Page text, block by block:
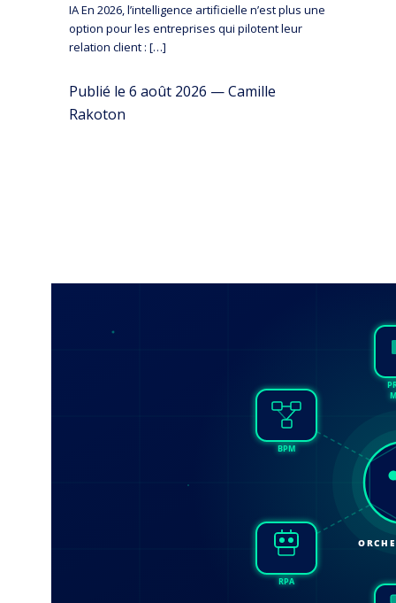
IA En 2026, l’intelligence artificielle n’est plus une
option pour les entreprises qui pilotent leur
relation client : […]
Publié le 6 août 2026 — Camille
Rakoton